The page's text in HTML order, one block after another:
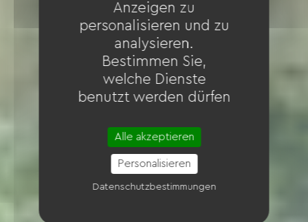
Anzeigen zu
personalisieren und zu
analysieren.
Bestimmen Sie,
welche Dienste
benutzt werden dürfen
Alle akzeptieren
Personalisieren
Datenschutzbestimmungen